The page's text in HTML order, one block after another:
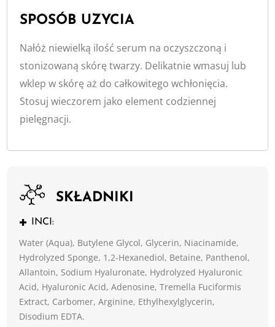
SPOSÓB UZYCIA
Nałóż niewielką ilość serum na oczyszczoną i
stonizowaną skórę twarzy. Delikatnie wmasuj lub
wklep w skórę aż do całkowitego wchłonięcia.
Stosuj wieczorem jako element codziennej
pielęgnacji.
SKŁADNIKI
INCI:
Water (Aqua), Butylene Glycol, Glycerin, Niacinamide,
Hydrolyzed Sponge, 1,2-Hexanediol, Betaine, Panthenol,
Allantoin, Sodium Hyaluronate, Hydrolyzed Hyaluronic
Acid, Hyaluronic Acid, Adenosine, Tremella Fuciformis
Extract, Carbomer, Arginine, Ethylhexylglycerin,
Disodium EDTA.